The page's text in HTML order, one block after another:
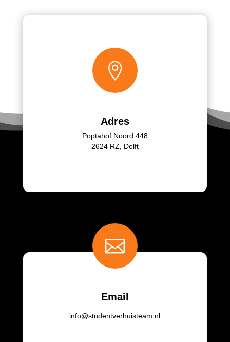

Adres
Poptahof Noord 448
2624 RZ, Delft

Email
info@studentverhuisteam.nl